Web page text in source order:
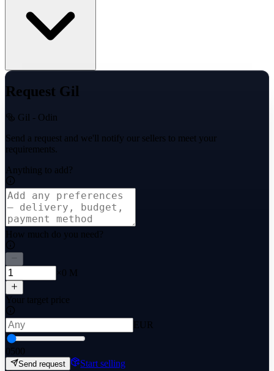
Request Gil
🥯 Gil - Odin
Send a request and we'll notify our sellers to meet your
requirements.
Anything to add?
How much do you need?
×0 M
Your target price
EUR
0500
Send request
Start selling